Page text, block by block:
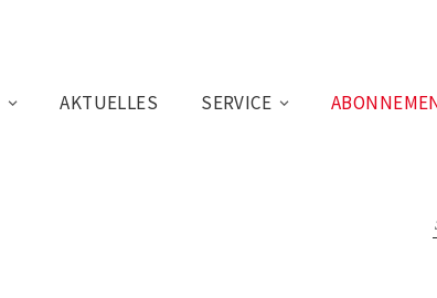
AKTUELLES SERVICE